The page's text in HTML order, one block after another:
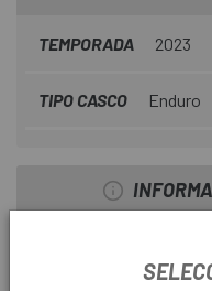
importante en terrenos
TEMPORADA 2023
TIPO CASCO Enduro